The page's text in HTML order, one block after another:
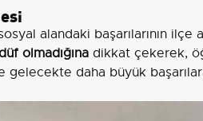
alandaki başarılarının ilçe
olmadığına dikkat çekerek,
ve gelecekte daha büyük